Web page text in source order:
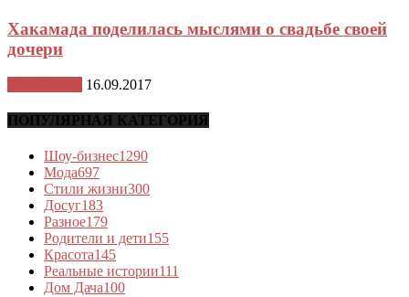
Хакамада поделилась мыслями о свадьбе своей
дочери
16.09.2017
ПОПУЛЯРНАЯ КАТЕГОРИЯ
Шоу-бизнес1290
Мода697
Стили жизни300
Досуг183
Разное179
Родители и дети155
Красота145
Реальные истории111
Дом Дача100